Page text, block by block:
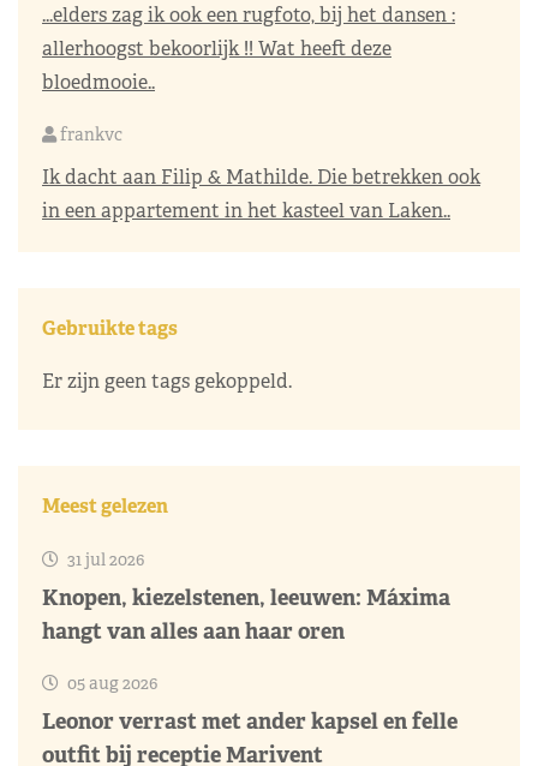
...elders zag ik ook een rugfoto, bij het dansen :
allerhoogst bekoorlijk !! Wat heeft deze
bloedmooie..
frankvc
Ik dacht aan Filip & Mathilde. Die betrekken ook
in een appartement in het kasteel van Laken..
Gebruikte tags
Er zijn geen tags gekoppeld.
Meest gelezen
31 jul 2026
Knopen, kiezelstenen, leeuwen: Máxima
hangt van alles aan haar oren
05 aug 2026
Leonor verrast met ander kapsel en felle
outfit bij receptie Marivent